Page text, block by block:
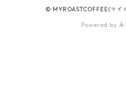
© MYROASTCOFFEE(マイ
Powered by